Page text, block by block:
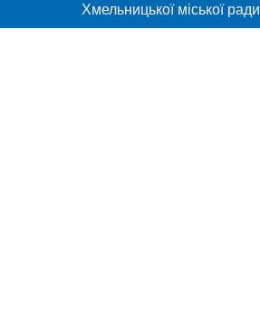
Хмельницької міської ради